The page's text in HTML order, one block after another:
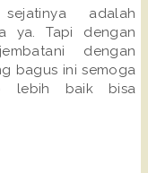
adalah
ya. Tapi dengan
dengan
bagus ini semoga
lebih baik bisa